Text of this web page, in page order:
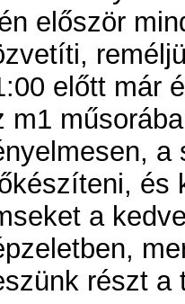
először
előtt már
m1
a
és
a
részt a